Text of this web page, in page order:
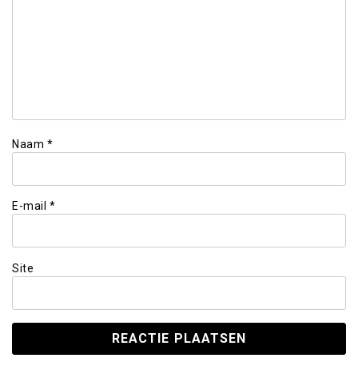
Naam *
E-mail *
Site